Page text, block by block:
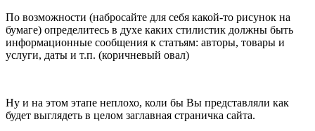
По возможности (набросайте для себя какой-то рисунок на
бумаге) определитесь в духе каких стилистик должны быть
информационные сообщения к статьям: авторы, товары и
услуги, даты и т.п. (коричневый овал)
Ну и на этом этапе неплохо, коли бы Вы представляли как
будет выглядеть в целом заглавная страничка сайта.